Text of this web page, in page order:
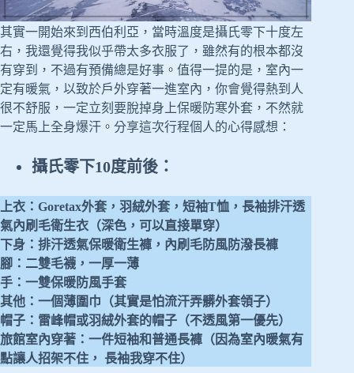
其實一開始來到西伯利亞，當時溫度是攝氏零下十度左
右，我還覺得我似乎帶太多衣服了，雖然有的根本都沒
有穿到，不過有預備總是好事。值得一提的是，室內一
定有暖氣，以致於戶外穿著一進室內，你會覺得熱到人
很不舒服，一定立刻要脫掉身上保暖防寒外套，不然就
一定馬上全身爆汗。分享這次行程個人的心得感想：
攝氏零下10度前後：
上衣：Goretax外套，羽絨外套，短袖T恤，長袖排汗透
氣內刷毛衛生衣（深色，可以直接單穿）
下身：排汗透氣保暖衛生褲，內刷毛防風防潑長褲
腳：二雙毛襪，一厚一薄
手：一雙保暖防風手套
其他：一個薄圍巾（其實是怕流汗弄髒外套領子）
帽子：雷峰帽或羽絨外套的帽子（不透風第一優先）
旅館室內穿著：一件短袖和普通長褲（因為室內暖氣有
點讓人招架不住， 長袖我穿不住）